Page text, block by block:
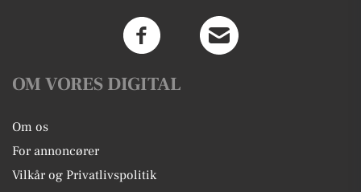
OM VORES DIGITAL
Om os
For annoncører
Vilkår og Privatlivspolitik